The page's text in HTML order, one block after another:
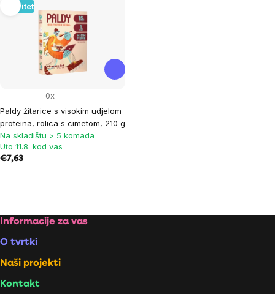
Novitet
Paldy žitarice s visokim udjelom
proteina, rolica s cimetom, 210 g
0x
Na skladištu > 5 komada
Uto 11.8. kod vas
€7,63
controls
Footer
Informacije za vas
O tvrtki
Naši projekti
Kontakt